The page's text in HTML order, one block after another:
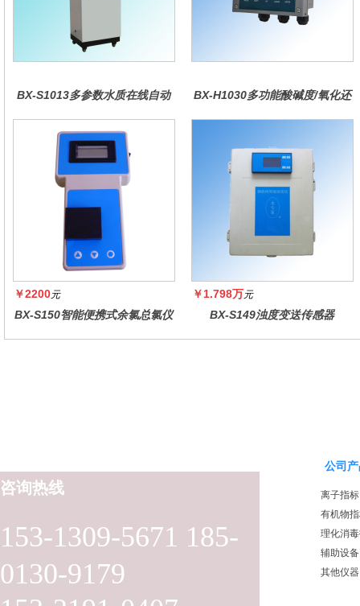
BX-S1013多参数水质在线自动
BX-H1030多功能酸碱度/氧化还
￥2200元
BX-S150智能便携式余氯总氯仪
￥1.798万元
BX-S149浊度变送传感器
153-1309-5671 185-
0130-9179
咨询热线
公司
离子指标
有机物
理化消
辅助设备
其他仪器